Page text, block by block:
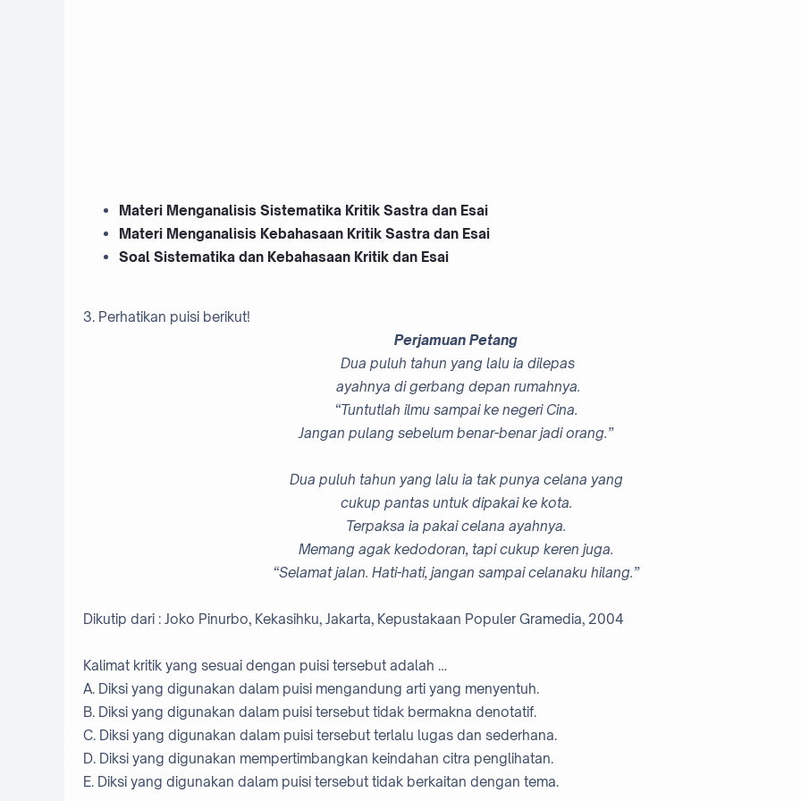
Materi Menganalisis Sistematika Kritik Sastra dan Esai
Materi Menganalisis Kebahasaan Kritik Sastra dan Esai
Soal Sistematika dan Kebahasaan Kritik dan Esai
3. Perhatikan puisi berikut!
Perjamuan Petang
Dua puluh tahun yang lalu ia dilepas
ayahnya di gerbang depan rumahnya.
“Tuntutlah ilmu sampai ke negeri Cina.
Jangan pulang sebelum benar-benar jadi orang.”
Dua puluh tahun yang lalu ia tak punya celana yang
cukup pantas untuk dipakai ke kota.
Terpaksa ia pakai celana ayahnya.
Memang agak kedodoran, tapi cukup keren juga.
“Selamat jalan. Hati-hati, jangan sampai celanaku hilang.”
Dikutip dari : Joko Pinurbo, Kekasihku, Jakarta, Kepustakaan Populer Gramedia, 2004
Kalimat kritik yang sesuai dengan puisi tersebut adalah …
A. Diksi yang digunakan dalam puisi mengandung arti yang menyentuh.
B. Diksi yang digunakan dalam puisi tersebut tidak bermakna denotatif.
C. Diksi yang digunakan dalam puisi tersebut terlalu lugas dan sederhana.
D. Diksi yang digunakan mempertimbangkan keindahan citra penglihatan.
E. Diksi yang digunakan dalam puisi tersebut tidak berkaitan dengan tema.